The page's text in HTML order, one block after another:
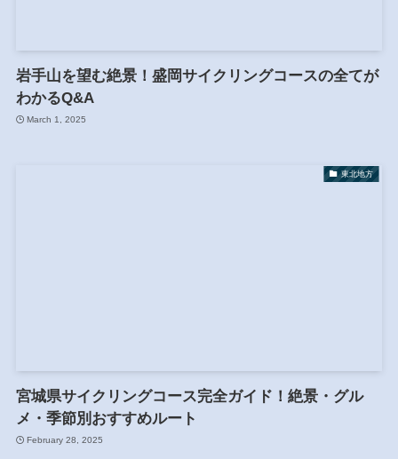
岩手山を望む絶景！盛岡サイクリングコースの全てが
わかるQ&A
March 1, 2025
東北地方
宮城県サイクリングコース完全ガイド！絶景・グル
メ・季節別おすすめルート
February 28, 2025